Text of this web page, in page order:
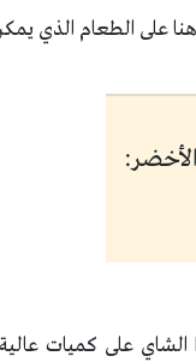
على الطعام الذي
على كميات